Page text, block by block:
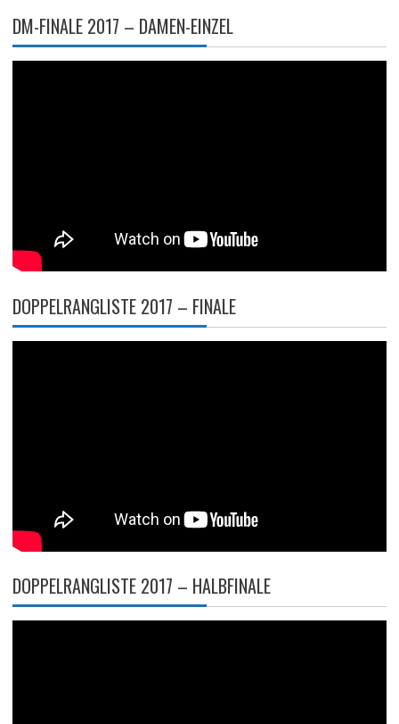
DM-FINALE 2017 – DAMEN-EINZEL
DOPPELRANGLISTE 2017 – FINALE
DOPPELRANGLISTE 2017 – HALBFINALE